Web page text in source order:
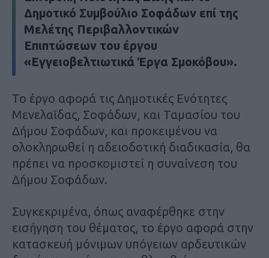
Δημοτικό Συμβούλιο Σοφάδων επί της
Μελέτης Περιβαλλοντικών
Επιπτώσεων του έργου
«Εγγειοβελτιωτικά Έργα Σμοκόβου».
Το έργο αφορά τις Δημοτικές Ενότητες
Μενελαΐδας, Σοφάδων, και Ταμασίου του
Δήμου Σοφάδων, και προκειμένου να
ολοκληρωθεί η αδειοδοτική διαδικασία, θα
πρέπει να προσκομιστεί η συναίνεση του
Δήμου Σοφάδων.
Συγκεκριμένα, όπως αναφέρθηκε στην
εισήγηση του θέματος, το έργο αφορά στην
κατασκευή μόνιμων υπόγειων αρδευτικών